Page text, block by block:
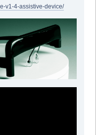
v1-4-assistive-device/